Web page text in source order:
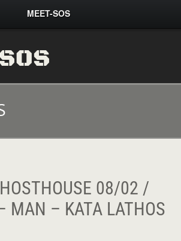
MEET-SOS
08/02 /
MAN – KATA LATHOS